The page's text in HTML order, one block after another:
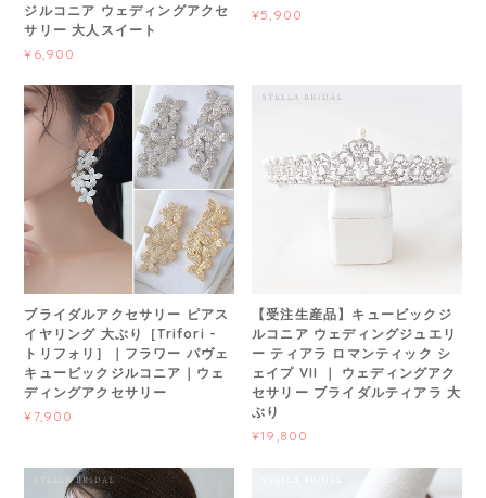
ジルコニア ウェディングアクセ
サリー 大人スイート
¥6,900
¥5,900
ブライダルアクセサリー ピアス
イヤリング 大ぶり［Trifori -
トリフォリ］｜フラワー パヴェ
キュービックジルコニア｜ウェ
ディングアクセサリー
¥7,900
【受注生産品】キュービックジ
ルコニア ウェディングジュエリ
ー ティアラ ロマンティック シ
ェイプ VII ｜ ウェディングアク
セサリー ブライダルティアラ 大
ぶり
¥19,800